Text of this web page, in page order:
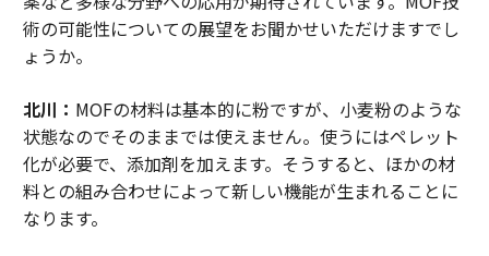
術の可能性についての展望をお聞かせいただけますでし
ょうか。
北川： MOFの材料は基本的に粉ですが、小麦粉のような
状態なのでそのままでは使えません。使うにはペレット
化が必要で、添加剤を加えます。そうすると、ほかの材
料との組み合わせによって新しい機能が生まれることに
なります。